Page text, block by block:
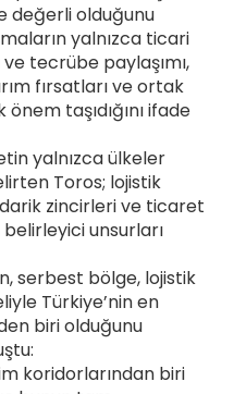
değerli olduğunu
yalnızca ticari
tecrübe paylaşımı,
fırsatları ve ortak
taşıdığını ifade
yalnızca ülkeler
Toros; lojistik
zincirleri ve ticaret
unsurları
serbest bölge, lojistik
Türkiye’nin en
biri olduğunu
koridorlarından biri